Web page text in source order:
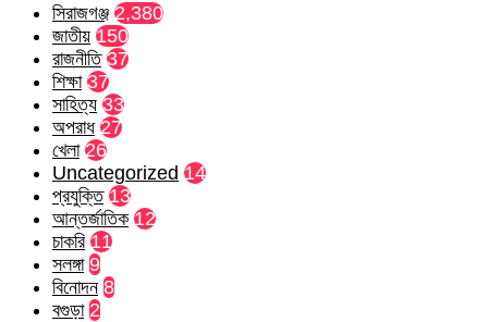
সিরাজগঞ্জ 2,380
জাতীয় 150
রাজনীতি 37
শিক্ষা 37
সাহিত্য 33
অপরাধ 27
খেলা 26
Uncategorized 14
প্রযুক্তি 13
আন্তর্জাতিক 12
চাকরি 11
সলঙ্গা 9
বিনোদন 8
বগুড়া 2